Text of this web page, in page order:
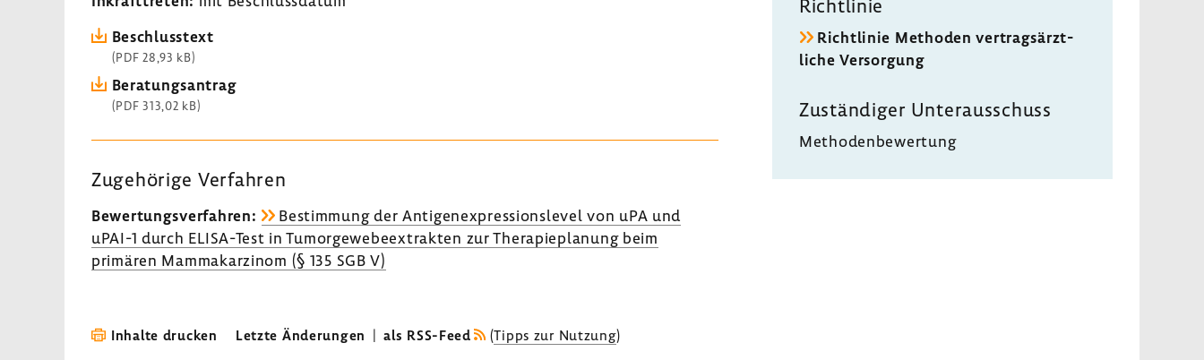
Beschluss­text
(PDF 28,93 kB)
Bera­tungs­an­trag
(PDF 313,02 kB)
Zuge­hö­rige Verfahren
Bewer­tungs­ver­fahren:
Bestim­mung der Anti­gen­ex­pres­si­ons­level von uPA und
uPAI-1 durch ELISA-​Test in Tumor­ge­we­be­ex­trakten zur Thera­pie­pla­nung beim
primären Mamma­kar­zinom (§ 135 SGB V)
Richt­linie
Richt­linie Methoden vertrags­ärzt­
liche Versor­gung
Zustän­diger Unter­aus­schuss
Metho­den­be­wer­tung
Inhalte drucken Letzte Änderungen | als RSS-Feed (Tipps zur Nutzung)